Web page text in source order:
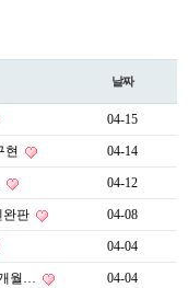
날짜
04-15
현 04-14
04-12
완판 04-08
04-04
월… 04-04